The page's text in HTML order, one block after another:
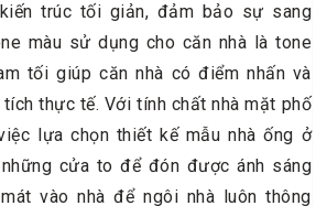
trúc tối giản, đảm bảo sự sang
màu sử dụng cho căn nhà là tone
tối giúp căn nhà có điểm nhấn và
thực tế. Với tính chất nhà mặt phố
lựa chọn thiết kế mẫu nhà ống ở
cửa to để đón được ánh sáng
vào nhà để ngôi nhà luôn thông